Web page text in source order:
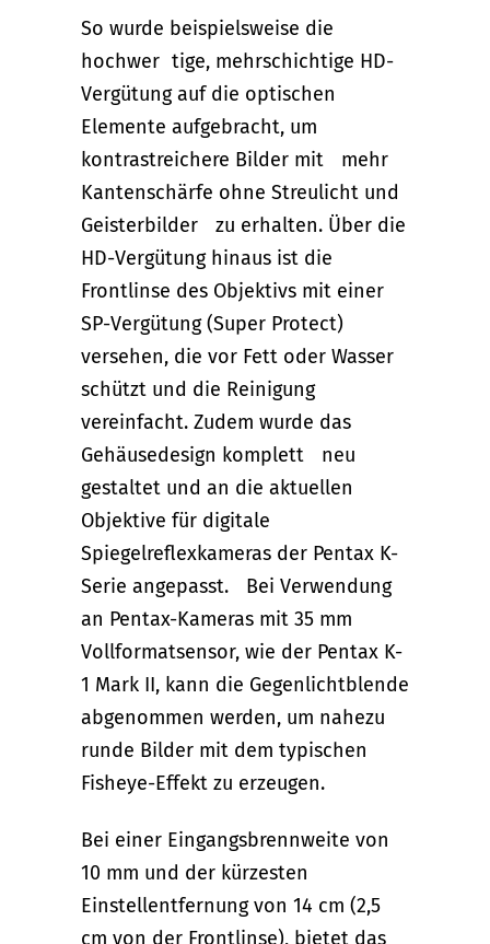
So wurde beispielsweise die
hochwer tige, mehrschichtige HD-
Vergütung auf die optischen
Elemente aufgebracht, um
kontrastreichere Bilder mit mehr
Kantenschärfe ohne Streulicht und
Geisterbilder zu erhalten. Über die
HD-Vergütung hinaus ist die
Frontlinse des Objektivs mit einer
SP-Vergütung (Super Protect)
versehen, die vor Fett oder Wasser
schützt und die Reinigung
vereinfacht. Zudem wurde das
Gehäusedesign komplett neu
gestaltet und an die aktuellen
Objektive für digitale
Spiegelreflexkameras der Pentax K-
Serie angepasst. Bei Verwendung
an Pentax-Kameras mit 35 mm
Vollformatsensor, wie der Pentax K-
1 Mark II, kann die Gegenlichtblende
abgenommen werden, um nahezu
runde Bilder mit dem typischen
Fisheye-Effekt zu erzeugen.
Bei einer Eingangsbrennweite von
10 mm und der kürzesten
Einstellentfernung von 14 cm (2,5
cm von der Frontlinse), bietet das